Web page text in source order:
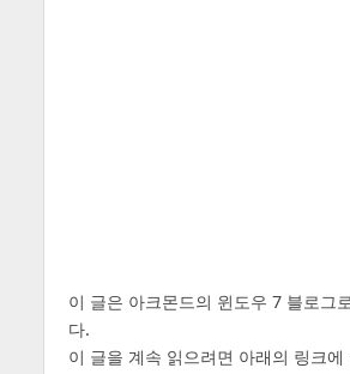
이 글은 아크몬드의 윈도우 7 블로그
다.
이 글을 계속 읽으려면 아래의 링크에